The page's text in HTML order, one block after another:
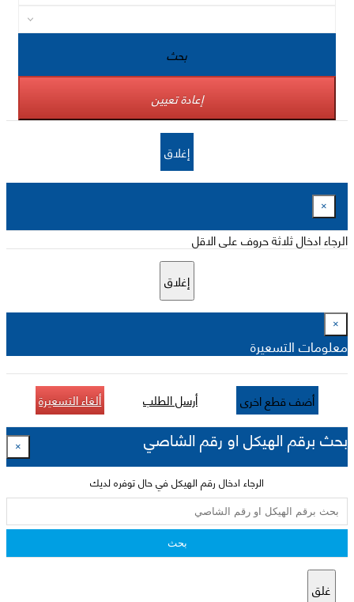
بحث
إعادة تعيين
إغلاق
×
الرجاء ادخال ثلاثة حروف على الاقل
إغلاق
×
معلومات التسعيرة
أضف قطع اخرى أرسل الطلب ألغاء التسعيرة
بحث برقم الهيكل او رقم الشاصي ×
الرجاء ادخال رقم الهيكل في حال توفره لديك
بحث
غلق